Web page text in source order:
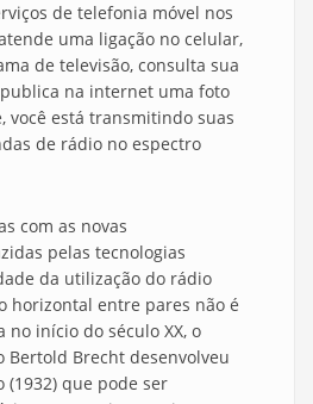
de telefonia móvel nos
uma ligação no celular,
de televisão, consulta sua
publica na internet uma foto
você está transmitindo suas
de rádio no espectro
com as novas
pelas tecnologias
da utilização do rádio
horizontal entre pares não é
no início do século XX, o
Bertold Brecht desenvolveu
que pode ser